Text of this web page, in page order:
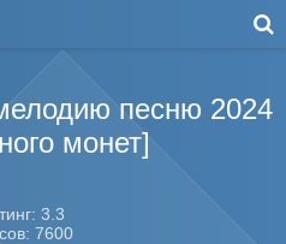
песню 2024
монет]
3.3
7600